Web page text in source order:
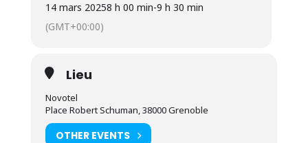
14 mars 20258 h 00 min-9 h 30 min
(GMT+00:00)
Lieu
Novotel
Place Robert Schuman, 38000 Grenoble
OTHER EVENTS